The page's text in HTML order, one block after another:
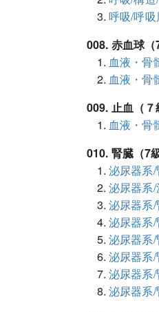
呼吸/呼
008. 赤血球（
血液・骨
血液・骨
009. 止血（７
血液・骨
010. 腎臓（7
泌尿器系
泌尿器系
泌尿器系
泌尿器系
泌尿器系
泌尿器系
泌尿器系
泌尿器系